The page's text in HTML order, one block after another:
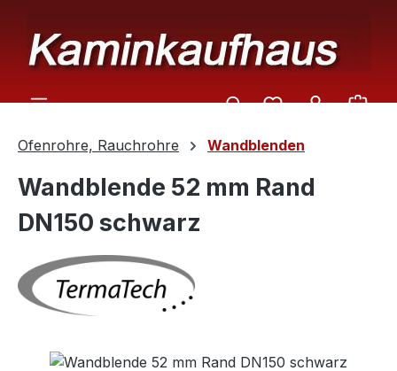
Ofenrohre, Rauchrohre Wandblenden
Wandblende 52 mm Rand
DN150 schwarz
Bildergalerie überspringen